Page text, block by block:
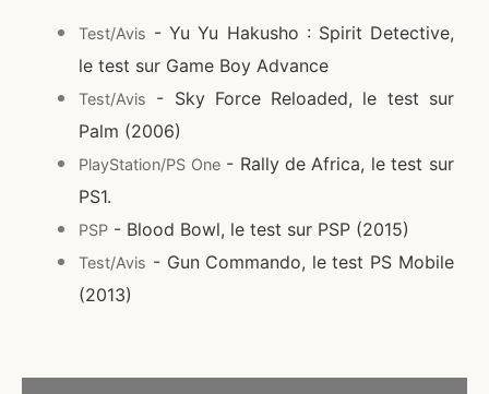
Test/Avis - Yu Yu Hakusho : Spirit Detective,
le test sur Game Boy Advance
Test/Avis
- Sky Force Reloaded, le test sur
Palm (2006)
PlayStation/PS One- Rally de Africa, le test sur
PS1.
PSP - Blood Bowl, le test sur PSP (2015)
Test/Avis - Gun Commando, le test PS Mobile
(2013)